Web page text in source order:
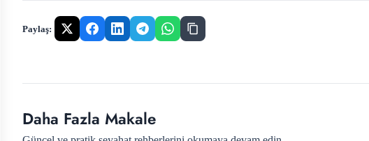
Paylaş:
Daha Fazla Makale